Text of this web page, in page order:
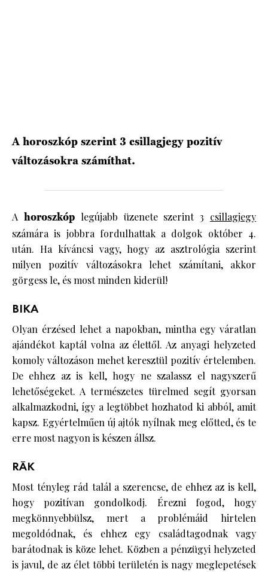
A horoszkóp szerint 3 csillagjegy pozitív
változásokra számíthat.
A horoszkóp legújabb üzenete szerint 3 csillagjegy
számára is jobbra fordulhattak a dolgok október 4.
után. Ha kíváncsi vagy, hogy az asztrológia szerint
milyen pozitív változásokra lehet számítani, akkor
görgess le, és most minden kiderül!
BIKA
Olyan érzésed lehet a napokban, mintha egy váratlan
ajándékot kaptál volna az élettől. Az anyagi helyzeted
komoly változáson mehet keresztül pozitív értelemben.
De ehhez az is kell, hogy ne szalassz el nagyszerű
lehetőségeket. A természetes türelmed segít gyorsan
alkalmazkodni, így a legtöbbet hozhatod ki abból, amit
kapsz. Egyértelműen új ajtók nyílnak meg előtted, és te
erre most nagyon is készen állsz.
RÁK
Most tényleg rád talál a szerencse, de ehhez az is kell,
hogy pozitívan gondolkodj. Érezni fogod, hogy
megkönnyebbülsz, mert a problémáid hirtelen
megoldódnak, és ehhez egy családtagodnak vagy
barátodnak is köze lehet. Közben a pénzügyi helyzeted
is javul, de az élet többi területén is nagy meglepetések